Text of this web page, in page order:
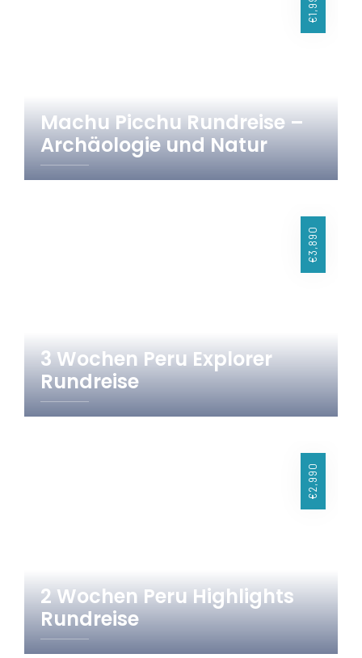
Machu Picchu Rundreise –
Archäologie und Natur
€3,890
3 Wochen Peru Explorer
Rundreise
€2,990
2 Wochen Peru Highlights
Rundreise